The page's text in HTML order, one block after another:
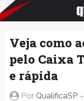
Veja como
pelo Caixa
e rápida
Por QualificaSP